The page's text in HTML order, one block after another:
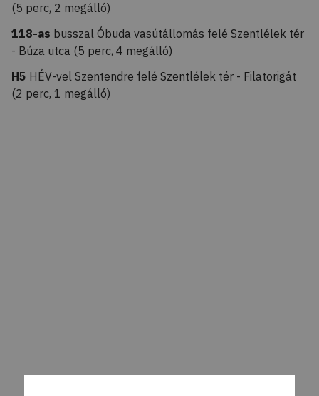
(5 perc, 2 megálló)
118-as busszal Óbuda vasútállomás felé Szentlélek tér
- Búza utca (5 perc, 4 megálló)
H5 HÉV-vel Szentendre felé Szentlélek tér - Filatorigát
(2 perc, 1 megálló)